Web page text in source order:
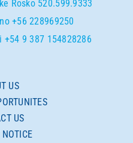
Rosko 520.599.9333
+56 228969250
+54 9 387 154828286
US
US
NOTICE